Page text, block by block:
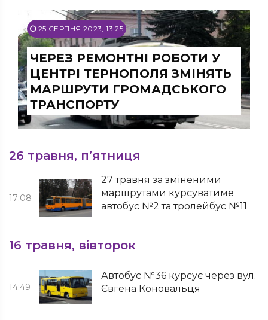
25 СЕРПНЯ 2023, 13:25
ЧЕРЕЗ РЕМОНТНІ РОБОТИ У
ЦЕНТРІ ТЕРНОПОЛЯ ЗМІНЯТЬ
МАРШРУТИ ГРОМАДСЬКОГО
ТРАНСПОРТУ
26 травня, п’ятниця
17:08
27 травня за зміненими
маршрутами курсуватиме
автобус №2 та тролейбус №11
16 травня, вівторок
14:49
Автобус №36 курсує через вул.
Євгена Коновальця